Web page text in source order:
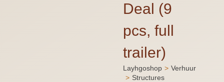
Deal (9
pcs, full
trailer)
Je bent hier:
Layhgoshop
Verhuur
Structures